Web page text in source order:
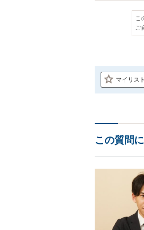
こ
ご
マイリス
この質問